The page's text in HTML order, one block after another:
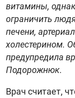
витамины,
ограничить
печени,
холестерином.
предупредила
Подорожнюк.
Врач считает,